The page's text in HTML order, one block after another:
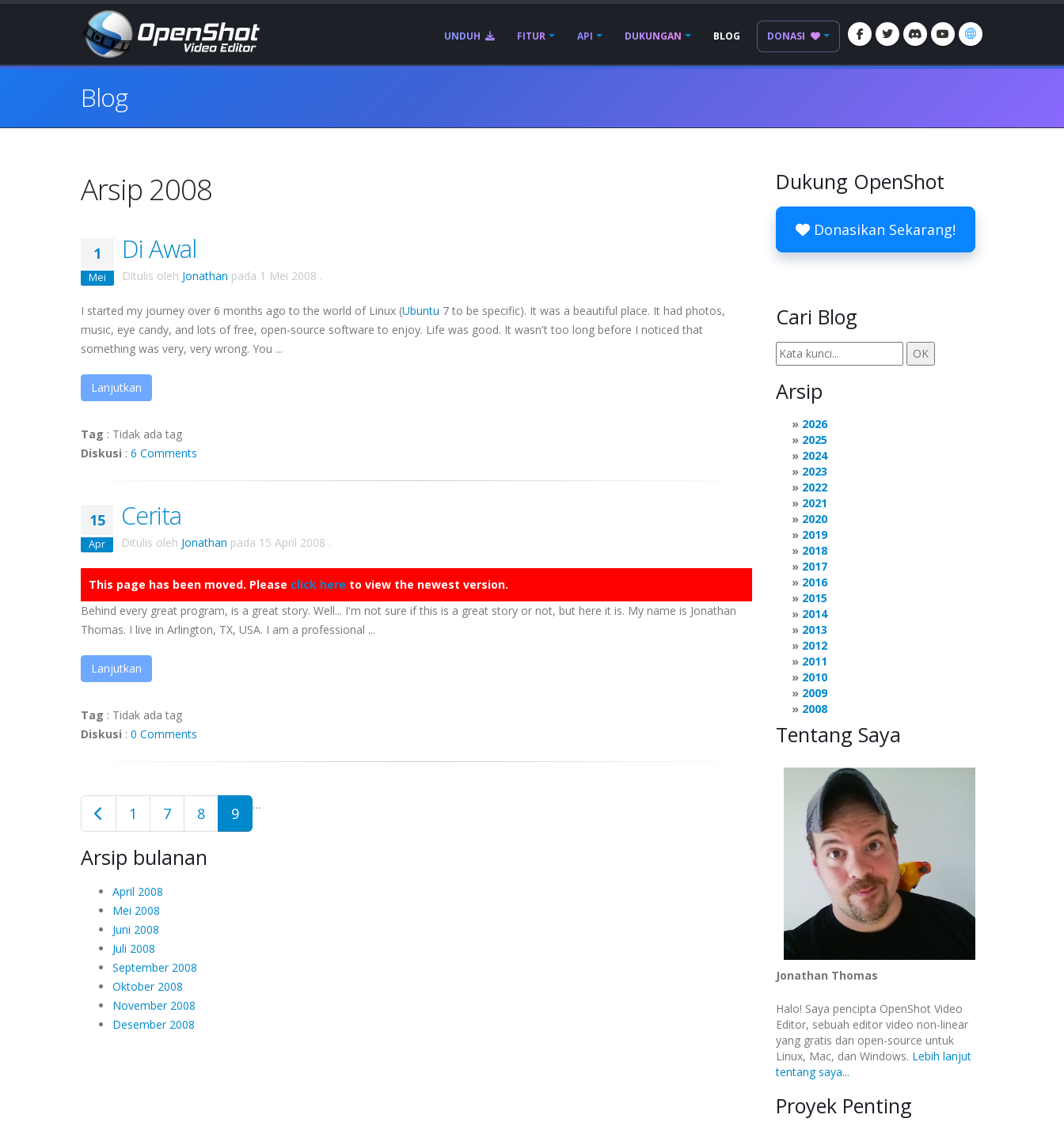
UNDUH FITUR API DUKUNGAN BLOG DONASI
Blog
Arsip 2008
1
Mei
Di Awal
Ditulis oleh Jonathan pada 1 Mei 2008 .
I started my journey over 6 months ago to the world of Linux (Ubuntu 7 to be specific). It was a beautiful place. It had photos,
music, eye candy, and lots of free, open-source software to enjoy. Life was good. It wasn't too long before I noticed that
something was very, very wrong. You ...
Lanjutkan
Tag : Tidak ada tag
Diskusi : 6 Comments
15
Apr
Cerita
Ditulis oleh Jonathan pada 15 April 2008 .
This page has been moved. Please click here to view the newest version.
Behind every great program, is a great story. Well... I'm not sure if this is a great story or not, but here it is. My name is Jonathan
Thomas. I live in Arlington, TX, USA. I am a professional ...
Lanjutkan
Tag : Tidak ada tag
Diskusi : 0 Comments
1 …
7 8 9
Arsip bulanan
April 2008
Mei 2008
Juni 2008
Juli 2008
September 2008
Oktober 2008
November 2008
Desember 2008
Dukung OpenShot
Donasikan Sekarang!
Cari Blog
Arsip
2026
2025
2024
2023
2022
2021
2020
2019
2018
2017
2016
2015
2014
2013
2012
2011
2010
2009
2008
Tentang Saya
Jonathan Thomas
Halo! Saya pencipta OpenShot Video
Editor, sebuah editor video non-linear
yang gratis dan open-source untuk
Linux, Mac, dan Windows. Lebih lanjut
tentang saya...
Proyek Penting